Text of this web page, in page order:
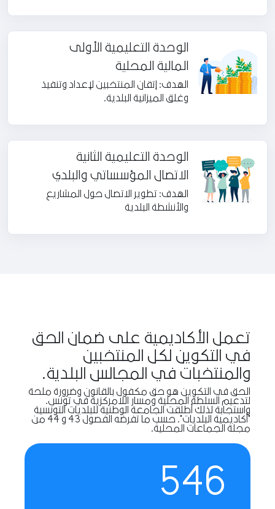
الوحدة التعليمية الأولى
المالية المحلية
الهدف: إتقان المنتخبين لإعداد وتنفيذ
وغلق الميزانية البلدية.
الوحدة التعليمية الثانية
الاتصال المؤسساتي والبلدي
الهدف: تطوير الاتصال حول المشاريع
والأنشطة البلدية
تعمل الأكاديمية على ضمان الحق
في التكوين لكل المنتخبين
والمنتخبات في المجالس البلدية.
الحق في التكوين هو حق مكفول بالقانون وضرورة ملحة
لتدعيم السلطة المحلية ومسار اللامركزية في تونس.
واستجابة لذلك أطلقت الجامعة الوطنية للبلديات التونسية
"أكاديمية البلديات". حسب ما تفرضه الفصول 43 و 44 من
مجلة الجماعات المحلية.
546